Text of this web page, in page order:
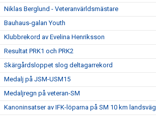
Niklas Berglund - Veteranvärldsmästare
Bauhaus-galan Youth
Klubbrekord av Evelina Henriksson
Resultat PRK1 och PRK2
Skärgårdsloppet slog deltagarrekord
Medalj på JSM-USM15
Medaljregn på veteran-SM
Kanoninsatser av IFK-löparna på SM 10 km landsväg